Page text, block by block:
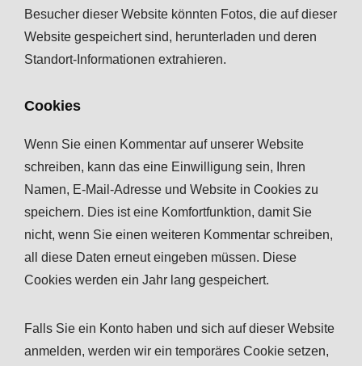
Besucher dieser Website könnten Fotos, die auf dieser
Website gespeichert sind, herunterladen und deren
Standort-Informationen extrahieren.
Cookies
Wenn Sie einen Kommentar auf unserer Website
schreiben, kann das eine Einwilligung sein, Ihren
Namen, E-Mail-Adresse und Website in Cookies zu
speichern. Dies ist eine Komfortfunktion, damit Sie
nicht, wenn Sie einen weiteren Kommentar schreiben,
all diese Daten erneut eingeben müssen. Diese
Cookies werden ein Jahr lang gespeichert.
Falls Sie ein Konto haben und sich auf dieser Website
anmelden, werden wir ein temporäres Cookie setzen,